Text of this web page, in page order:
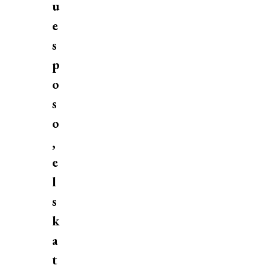
u
e
s
p
o
s
o
,
e
l
s
k
a
t